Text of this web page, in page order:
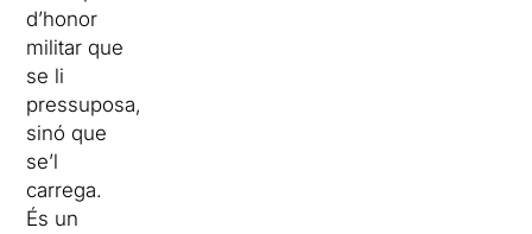
d’honor
militar que
se li
pressuposa,
sinó que
se’l
carrega.
És un